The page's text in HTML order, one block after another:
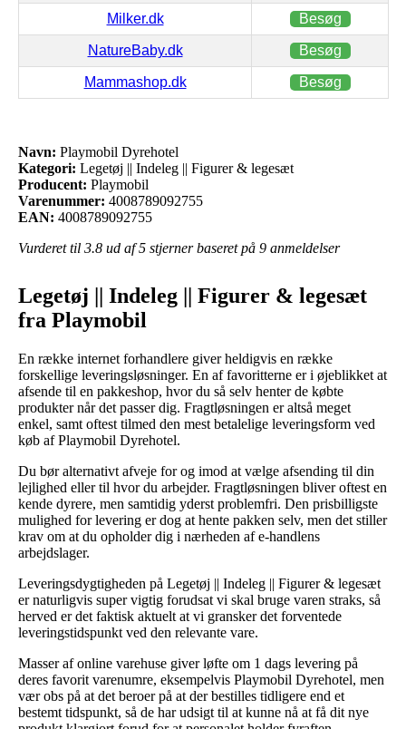
Milker.dk Besøg
NatureBaby.dk Besøg
Mammashop.dk Besøg
Navn: Playmobil Dyrehotel
Kategori: Legetøj || Indeleg || Figurer & legesæt
Producent: Playmobil
Varenummer: 4008789092755
EAN: 4008789092755
Vurderet til 3.8 ud af 5 stjerner baseret på 9 anmeldelser
Legetøj || Indeleg || Figurer & legesæt
fra Playmobil
En række internet forhandlere giver heldigvis en række
forskellige leveringsløsninger. En af favoritterne er i øjeblikket at
afsende til en pakkeshop, hvor du så selv henter de købte
produkter når det passer dig. Fragtløsningen er altså meget
enkel, samt oftest tilmed den mest betalelige leveringsform ved
køb af Playmobil Dyrehotel.
Du bør alternativt afveje for og imod at vælge afsending til din
lejlighed eller til hvor du arbejder. Fragtløsningen bliver oftest en
kende dyrere, men samtidig yderst problemfri. Den prisbilligste
mulighed for levering er dog at hente pakken selv, men det stiller
krav om at du opholder dig i nærheden af e-handlens
arbejdslager.
Leveringsdygtigheden på Legetøj || Indeleg || Figurer & legesæt
er naturligvis super vigtig forudsat vi skal bruge varen straks, så
herved er det faktisk aktuelt at vi gransker det forventede
leveringstidspunkt ved den relevante vare.
Masser af online varehuse giver løfte om 1 dags levering på
deres favorit varenumre, eksempelvis Playmobil Dyrehotel, men
vær obs på at det beroer på at der bestilles tidligere end et
bestemt tidspunkt, så de har udsigt til at kunne nå at få dit nye